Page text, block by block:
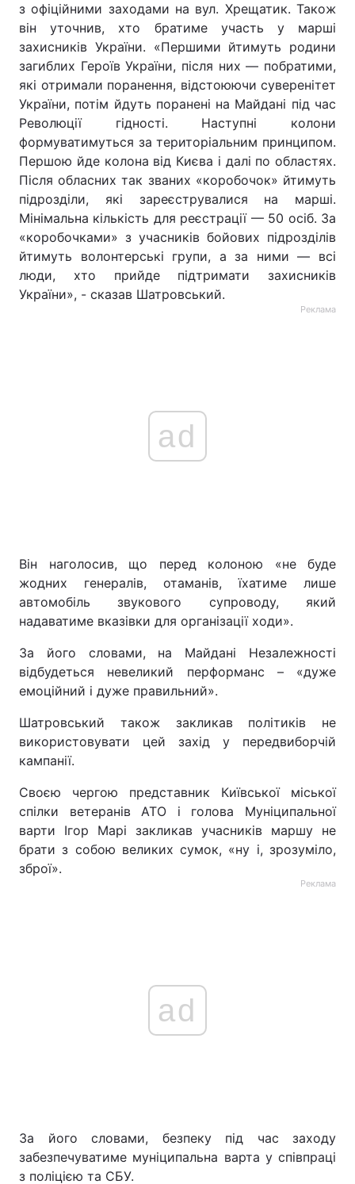
з офіційними заходами на вул. Хрещатик. Також
він уточнив, хто братиме участь у марші
захисників України. «Першими йтимуть родини
загиблих Героїв України, після них — побратими,
які отримали поранення, відстоюючи суверенітет
України, потім йдуть поранені на Майдані під час
Революції гідності. Наступні колони
формуватимуться за територіальним принципом.
Першою йде колона від Києва і далі по областях.
Після обласних так званих «коробочок» йтимуть
підрозділи, які зареєструвалися на марші.
Мінімальна кількість для реєстрації — 50 осіб. За
«коробочками» з учасників бойових підрозділів
йтимуть волонтерські групи, а за ними — всі
люди, хто прийде підтримати захисників
України», - сказав Шатровський.
Реклама
ad
Він наголосив, що перед колоною «не буде
жодних генералів, отаманів, їхатиме лише
автомобіль звукового супроводу, який
надаватиме вказівки для організації ходи».
За його словами, на Майдані Незалежності
відбудеться невеликий перформанс – «дуже
емоційний і дуже правильний».
Шатровський також закликав політиків не
використовувати цей захід у передвиборчій
кампанії.
Своєю чергою представник Київської міської
спілки ветеранів АТО і голова Муніципальної
варти Ігор Марі закликав учасників маршу не
брати з собою великих сумок, «ну і, зрозуміло,
зброї».
Реклама
ad
За його словами, безпеку під час заходу
забезпечуватиме муніципальна варта у співпраці
з поліцією та СБУ.